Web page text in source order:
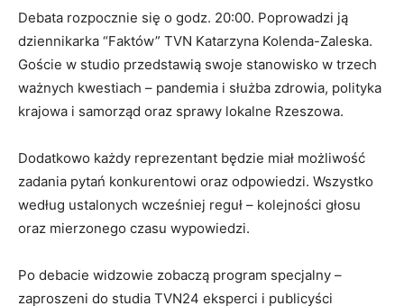
Debata rozpocznie się o godz. 20:00. Poprowadzi ją
dziennikarka “Faktów” TVN Katarzyna Kolenda-Zaleska.
Goście w studio przedstawią swoje stanowisko w trzech
ważnych kwestiach – pandemia i służba zdrowia, polityka
krajowa i samorząd oraz sprawy lokalne Rzeszowa.
Dodatkowo każdy reprezentant będzie miał możliwość
zadania pytań konkurentowi oraz odpowiedzi. Wszystko
według ustalonych wcześniej reguł – kolejności głosu
oraz mierzonego czasu wypowiedzi.
Po debacie widzowie zobaczą program specjalny –
zaproszeni do studia TVN24 eksperci i publicyści